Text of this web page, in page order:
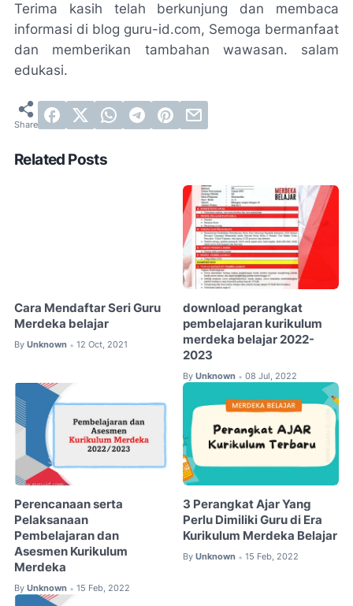
Terima kasih telah berkunjung dan membaca
informasi di blog guru-id.com, Semoga bermanfaat
dan memberikan tambahan wawasan. salam
edukasi.
Related Posts
Cara Mendaftar Seri Guru
Merdeka belajar
By Unknown • 12 Oct, 2021
download perangkat
pembelajaran kurikulum
merdeka belajar 2022-
2023
By Unknown • 08 Jul, 2022
Perencanaan serta
Pelaksanaan
Pembelajaran dan
Asesmen Kurikulum
Merdeka
By Unknown • 15 Feb, 2022
3 Perangkat Ajar Yang
Perlu Dimiliki Guru di Era
Kurikulum Merdeka Belajar
By Unknown • 15 Feb, 2022